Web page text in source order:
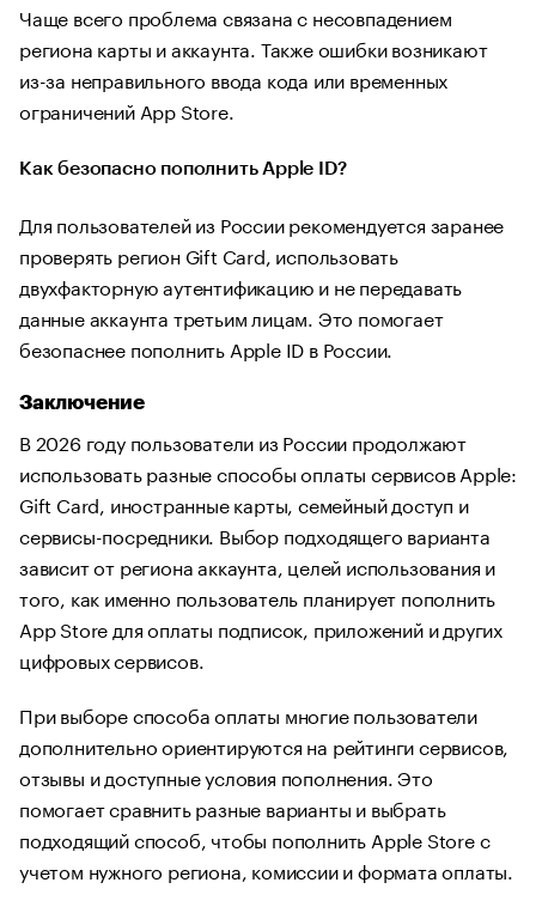
Чаще всего проблема связана с несовпадением
региона карты и аккаунта. Также ошибки возникают
из-за неправильного ввода кода или временных
ограничений App Store.
Как безопасно пополнить Apple ID?
Для пользователей из России рекомендуется заранее
проверять регион Gift Card, использовать
двухфакторную аутентификацию и не передавать
данные аккаунта третьим лицам. Это помогает
безопаснее пополнить Apple ID в России.
Заключение
В 2026 году пользователи из России продолжают
использовать разные способы оплаты сервисов Apple:
Gift Card, иностранные карты, семейный доступ и
сервисы-посредники. Выбор подходящего варианта
зависит от региона аккаунта, целей использования и
того, как именно пользователь планирует пополнить
App Store для оплаты подписок, приложений и других
цифровых сервисов.
При выборе способа оплаты многие пользователи
дополнительно ориентируются на рейтинги сервисов,
отзывы и доступные условия пополнения. Это
помогает сравнить разные варианты и выбрать
подходящий способ, чтобы пополнить Apple Store с
учетом нужного региона, комиссии и формата оплаты.